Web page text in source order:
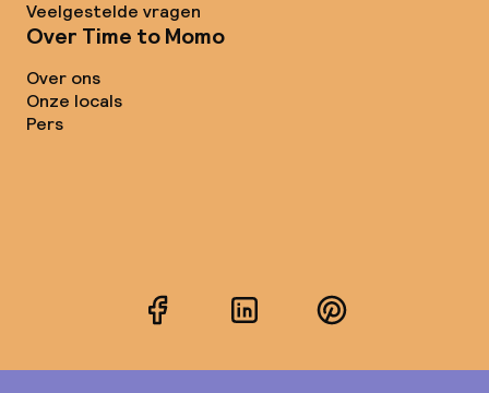
Veelgestelde vragen
Over Time to Momo
Over ons
Onze locals
Pers
FacebookLinkedInPinterest